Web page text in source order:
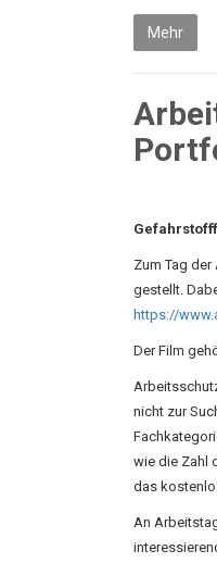
Mehr
Zum Tag
gestellt.
https://
Der Film
nicht zur
wie die Zahl
das
An